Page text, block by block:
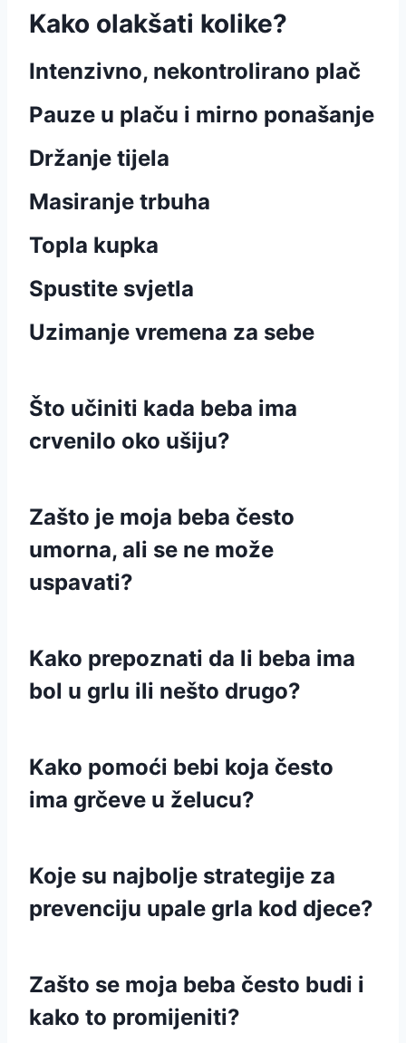
Kako olakšati kolike?
Intenzivno, nekontrolirano plač
Pauze u plaču i mirno ponašanje
Držanje tijela
Masiranje trbuha
Topla kupka
Spustite svjetla
Uzimanje vremena za sebe
Što učiniti kada beba ima
crvenilo oko ušiju?
Zašto je moja beba često
umorna, ali se ne može
uspavati?
Kako prepoznati da li beba ima
bol u grlu ili nešto drugo?
Kako pomoći bebi koja često
ima grčeve u želucu?
Koje su najbolje strategije za
prevenciju upale grla kod djece?
Zašto se moja beba često budi i
kako to promijeniti?